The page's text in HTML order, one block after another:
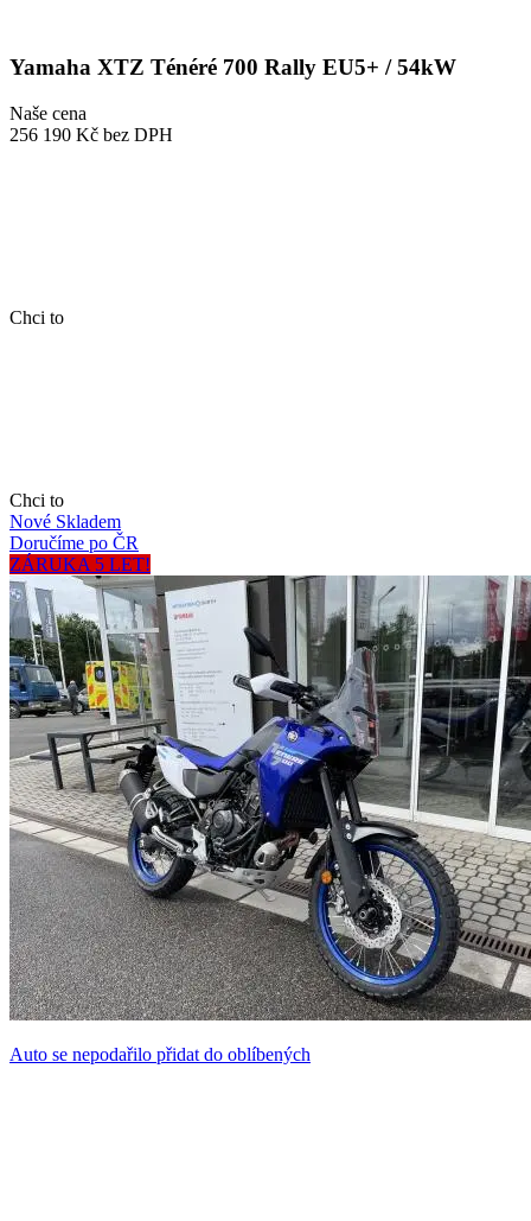
Yamaha XTZ Ténéré 700 Rally EU5+ / 54kW
Naše cena
256 190 Kč bez DPH
Chci to
Chci to
Nové Skladem
Doručíme po ČR
ZÁRUKA 5 LET!
Auto se nepodařilo přidat do oblíbených